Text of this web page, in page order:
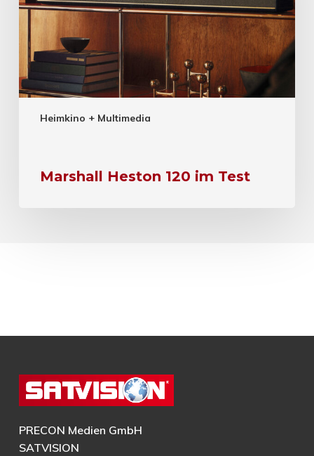
Heimkino + Multimedia
Marshall Heston 120 im Test
PRECON Medien GmbH
SATVISION